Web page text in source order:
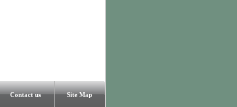
Contact us Site Map